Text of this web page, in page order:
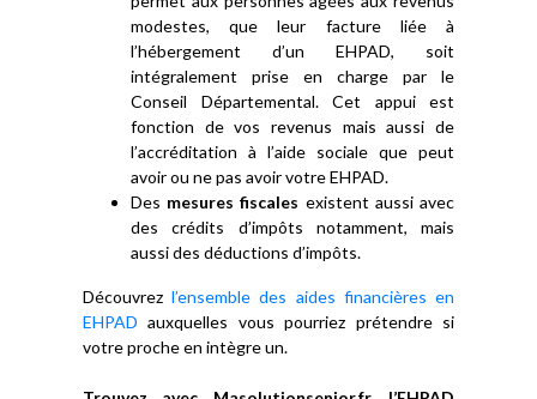
modestes, que leur facture liée à
l’hébergement d’un EHPAD, soit
intégralement prise en charge par le
Conseil Départemental. Cet appui est
fonction de vos revenus mais aussi de
l’accréditation à l’aide sociale que peut
avoir ou ne pas avoir votre EHPAD.
Des mesures fiscales existent aussi avec
des crédits d’impôts notamment, mais
aussi des déductions d’impôts.
Découvrezl’ensemble des aides financières en
EHPADauxquelles vous pourriez prétendre si
votre proche en intègre un.